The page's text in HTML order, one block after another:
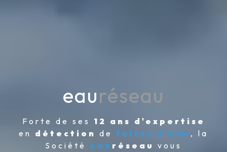
eauréseau
Forte de ses 12 ans d'expertise
en détection de fuites d'eau , la
Société eau réseau vous